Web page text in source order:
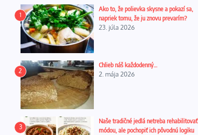
1
Ako to, že polievka skysne a pokazí sa,
napriek tomu, že ju znovu prevarím?
23. júla 2026
2
Chlieb náš každodenný…
2. mája 2026
3
Naše tradičné jedlá netreba rehabilitovať
módou, ale pochopiť ich pôvodnú logiku